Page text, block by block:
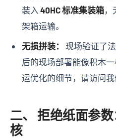
装入 40HC 标准集装箱，
架箱运输。
无损拼装：
现场验证了
后的现场部署能像积木
运优化的细节，请访问我
二、 拒绝纸面参
核